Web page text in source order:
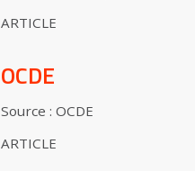
ARTICLE
OCDE
Source : OCDE
ARTICLE